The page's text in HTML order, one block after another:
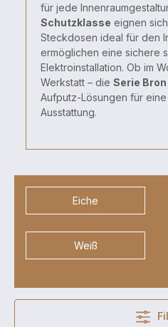
für jede
Schutzklasse eignen
Steckdosen ideal für den
ermöglichen eine sichere
Elektroinstallation. Ob im
Werkstatt – die Serie Bron
Aufputz-Lösungen für
Ausstattung.
Eiche
Weiß